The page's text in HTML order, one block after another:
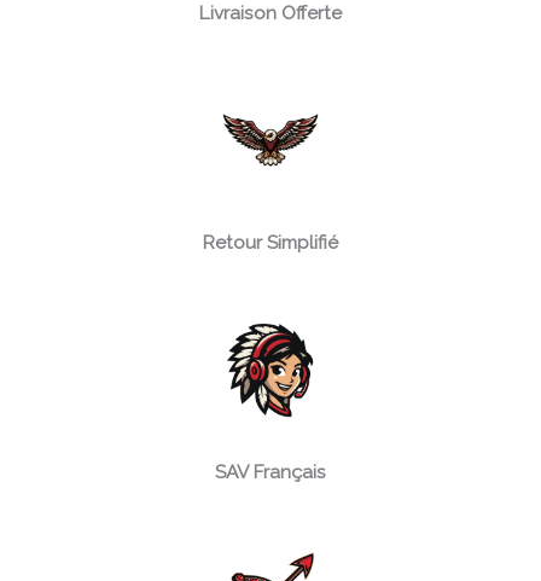
Livraison Offerte
Retour Simplifié
SAV Français